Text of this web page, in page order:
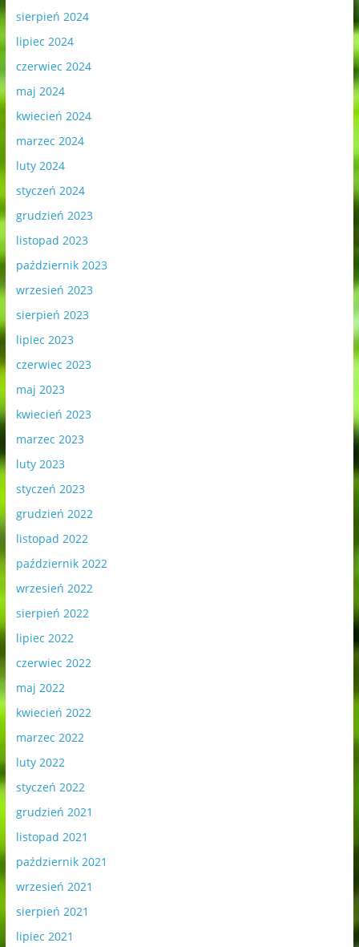
sierpień 2024
lipiec 2024
czerwiec 2024
maj 2024
kwiecień 2024
marzec 2024
luty 2024
styczeń 2024
grudzień 2023
listopad 2023
październik 2023
wrzesień 2023
sierpień 2023
lipiec 2023
czerwiec 2023
maj 2023
kwiecień 2023
marzec 2023
luty 2023
styczeń 2023
grudzień 2022
listopad 2022
październik 2022
wrzesień 2022
sierpień 2022
lipiec 2022
czerwiec 2022
maj 2022
kwiecień 2022
marzec 2022
luty 2022
styczeń 2022
grudzień 2021
listopad 2021
październik 2021
wrzesień 2021
sierpień 2021
lipiec 2021